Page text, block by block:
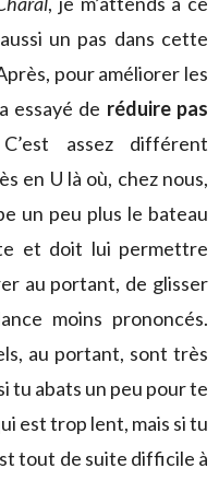
un pas dans cette
pour améliorer les
essayé de réduire pas
assez différent
en U là où, chez nous,
un peu plus le bateau
et doit lui permettre
au portant, de glisser
moins prononcés.
au portant, sont très
tu abats un peu pour te
est trop lent, mais si tu
tout de suite difficile à